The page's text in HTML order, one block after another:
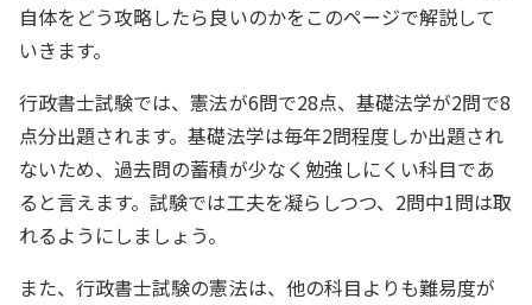
自体をどう攻略したら良いのかをこのページで解説して
いきます。
行政書士試験では、憲法が6問で28点、基礎法学が2問で8
点分出題されます。基礎法学は毎年2問程度しか出題され
ないため、過去問の蓄積が少なく勉強しにくい科目であ
ると言えます。試験では工夫を凝らしつつ、2問中1問は取
れるようにしましょう。
また、行政書士試験の憲法は、他の科目よりも難易度が